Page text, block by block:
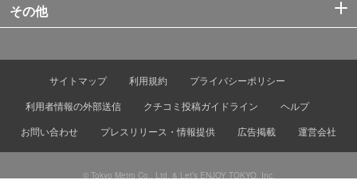
その他
サイトマップ 利用規約
プライバシーポリシー
利用者情報の外部送信
クチコミ投稿ガイドライン
ヘルプ
お問い合わせ
プレスリリース・情報提供 広告掲載 運営会社
© Tokyo Metro Co., Ltd. & Let’s ENJOY TOKYO, Inc.